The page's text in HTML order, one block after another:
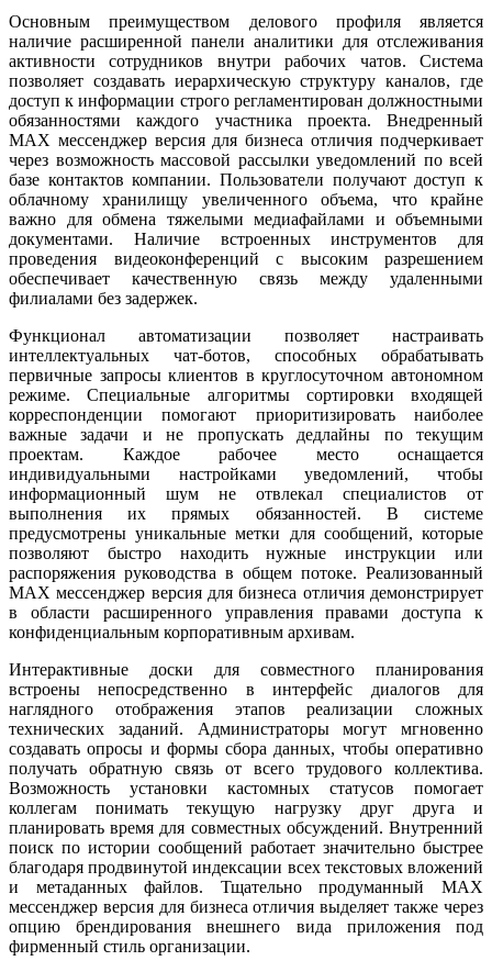
Основным преимуществом делового профиля является
наличие расширенной панели аналитики для отслеживания
активности сотрудников внутри рабочих чатов. Система
позволяет создавать иерархическую структуру каналов, где
доступ к информации строго регламентирован должностными
обязанностями каждого участника проекта. Внедренный
MAX мессенджер версия для бизнеса отличия подчеркивает
через возможность массовой рассылки уведомлений по всей
базе контактов компании. Пользователи получают доступ к
облачному хранилищу увеличенного объема, что крайне
важно для обмена тяжелыми медиафайлами и объемными
документами. Наличие встроенных инструментов для
проведения видеоконференций с высоким разрешением
обеспечивает качественную связь между удаленными
филиалами без задержек.
Функционал автоматизации позволяет настраивать
интеллектуальных чат-ботов, способных обрабатывать
первичные запросы клиентов в круглосуточном автономном
режиме. Специальные алгоритмы сортировки входящей
корреспонденции помогают приоритизировать наиболее
важные задачи и не пропускать дедлайны по текущим
проектам. Каждое рабочее место оснащается
индивидуальными настройками уведомлений, чтобы
информационный шум не отвлекал специалистов от
выполнения их прямых обязанностей. В системе
предусмотрены уникальные метки для сообщений, которые
позволяют быстро находить нужные инструкции или
распоряжения руководства в общем потоке. Реализованный
MAX мессенджер версия для бизнеса отличия демонстрирует
в области расширенного управления правами доступа к
конфиденциальным корпоративным архивам.
Интерактивные доски для совместного планирования
встроены непосредственно в интерфейс диалогов для
наглядного отображения этапов реализации сложных
технических заданий. Администраторы могут мгновенно
создавать опросы и формы сбора данных, чтобы оперативно
получать обратную связь от всего трудового коллектива.
Возможность установки кастомных статусов помогает
коллегам понимать текущую нагрузку друг друга и
планировать время для совместных обсуждений. Внутренний
поиск по истории сообщений работает значительно быстрее
благодаря продвинутой индексации всех текстовых вложений
и метаданных файлов. Тщательно продуманный MAX
мессенджер версия для бизнеса отличия выделяет также через
опцию брендирования внешнего вида приложения под
фирменный стиль организации.